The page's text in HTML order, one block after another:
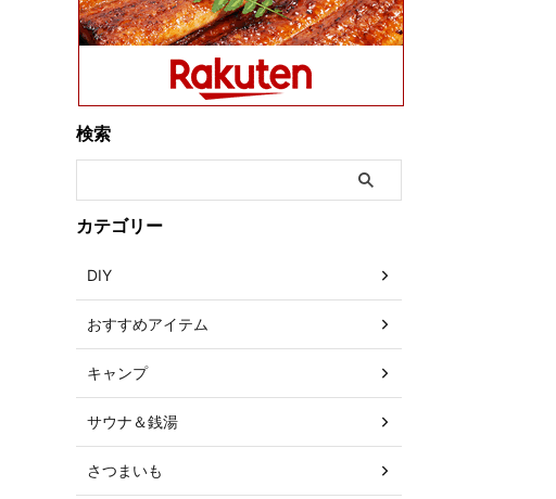
検索
カテゴリー
DIY
おすすめアイテム
キャンプ
サウナ＆銭湯
さつまいも